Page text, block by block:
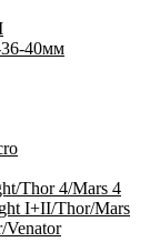
40мм
Thor 4/Mars 4
I+II/Thor/Mars
Venator